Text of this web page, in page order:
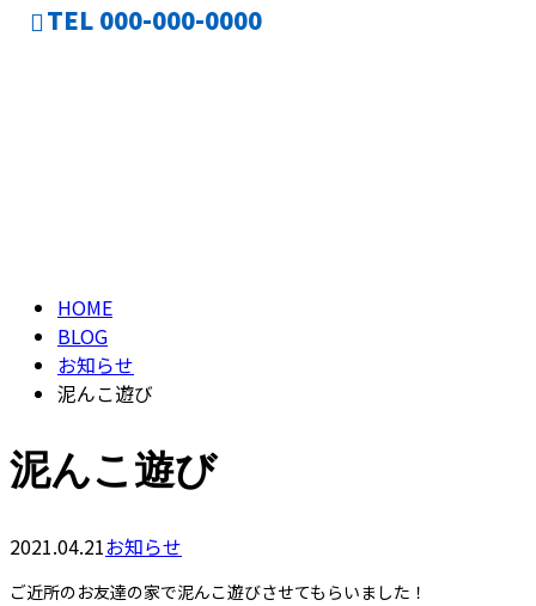
TEL 000-000-0000
HOME
BLOG
お知らせ
泥んこ遊び
泥んこ遊び
2021.04.21お知らせ
ご近所のお友達の家で泥んこ遊びさせてもらいました！